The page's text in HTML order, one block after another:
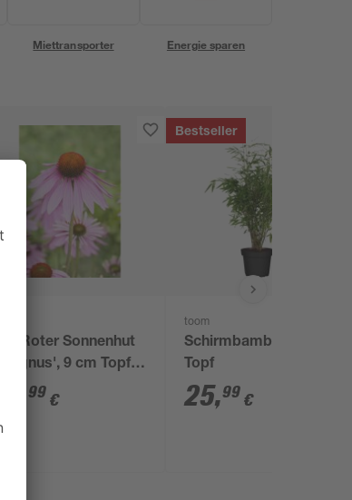
Miettransporter Energie sparen
Bio Roter Sonnenhut
'Magnus', 9 cm Topf,
3er-Set
99 €
Bestseller
toom
Schirmbambus 23 cm
Topf
25,99 €